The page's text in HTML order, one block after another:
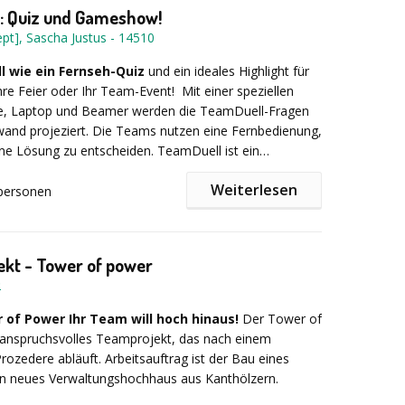
bieten: Nachtwächter- und Henkerstochter-
Teamevents, Stadtrallyes, Criminal Dinner,
Programme, Survival Training, Survival
mehr in ganz Deutschland.
Location mit Catering-Möglichkeiten/Bereitstellung
Getränken auf dem Spielplatz
Quiz und Gameshow!
Sascha Justus - 14510
wie ein Fernseh-Quiz und ein ideales Highlight für
Feier oder Ihr Team-Event! Mit einer speziellen
Laptop und Beamer werden die TeamDuell-Fragen
projeziert. Die Teams nutzen eine Fernbedienung,
Lösung zu entscheiden. TeamDuell ist ein
Gameshow.
dass bei TeamDuell Cleverness, Geschick und
sind. Am Ort Ihrer Wahl bauen wir Laptop,
sowie Sound- und Fernbedienungssystem auf
es auch schon losgehen. Das Quiz beinhaltet sowohl
Bereichen als auch Audio-, Foto- und
wir auch Ihre ganz persönlichen firmenbezogenen
oder konzipieren ein thematisches Wunschquiz
Weiterlesen
- Tower of power
of Power Ihr Team will hoch hinaus! Der Tower of
Teamprojekt, das nach einem
abläuft. Arbeitsauftrag ist der Bau eines
neues Verwaltungshochhaus aus Kanthölzern.